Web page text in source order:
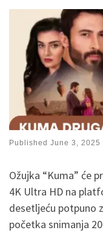
Published June 3, 2025
Ožujka “Kuma” će
4K Ultra HD na
desetljeću potpuno
početka snimanja